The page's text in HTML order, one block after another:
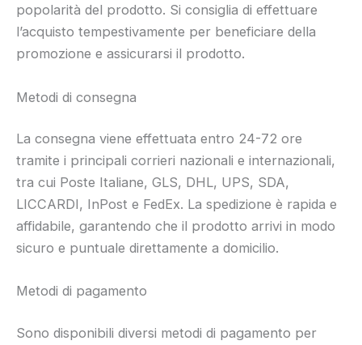
popolarità del prodotto. Si consiglia di effettuare
l’acquisto tempestivamente per beneficiare della
promozione e assicurarsi il prodotto.
Metodi di consegna
La consegna viene effettuata entro 24-72 ore
tramite i principali corrieri nazionali e internazionali,
tra cui Poste Italiane, GLS, DHL, UPS, SDA,
LICCARDI, InPost e FedEx. La spedizione è rapida e
affidabile, garantendo che il prodotto arrivi in modo
sicuro e puntuale direttamente a domicilio.
Metodi di pagamento
Sono disponibili diversi metodi di pagamento per